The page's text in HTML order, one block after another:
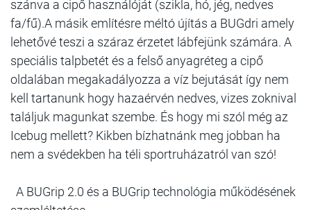
szánva a cipő használóját (szikla, hó, jég, nedves
fa/fű).A másik említésre méltó újítás a BUGdri amely
lehetővé teszi a száraz érzetet lábfejünk számára. A
speciális talpbetét és a felső anyagréteg a cipő
oldalában megakadályozza a víz bejutását így nem
kell tartanunk hogy hazaérvén nedves, vizes zoknival
találjuk magunkat szembe. És hogy mi szól még az
Icebug mellett? Kikben bízhatnánk meg jobban ha
nem a svédekben ha téli sportruházatról van szó!
A BUGrip 2.0 és a BUGrip technológia működésének